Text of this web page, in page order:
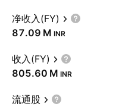
净收入(FY)
‪87.09 M‬ INR
收入(FY)
‪805.60 M‬ INR
流通股